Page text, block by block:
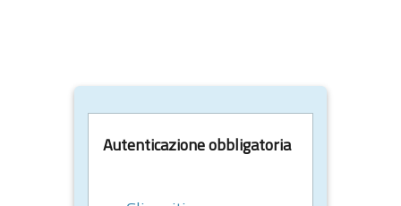
Autenticazione obbligatoria